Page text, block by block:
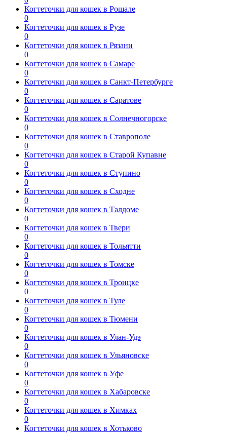
Когтеточки для кошек в Рошале
0
Когтеточки для кошек в Рузе
0
Когтеточки для кошек в Рязани
0
Когтеточки для кошек в Самаре
0
Когтеточки для кошек в Санкт-Петербурге
0
Когтеточки для кошек в Саратове
0
Когтеточки для кошек в Солнечногорске
0
Когтеточки для кошек в Ставрополе
0
Когтеточки для кошек в Старой Купавне
0
Когтеточки для кошек в Ступино
0
Когтеточки для кошек в Сходне
0
Когтеточки для кошек в Талдоме
0
Когтеточки для кошек в Твери
0
Когтеточки для кошек в Тольятти
0
Когтеточки для кошек в Томске
0
Когтеточки для кошек в Троицке
0
Когтеточки для кошек в Туле
0
Когтеточки для кошек в Тюмени
0
Когтеточки для кошек в Улан-Удэ
0
Когтеточки для кошек в Ульяновске
0
Когтеточки для кошек в Уфе
0
Когтеточки для кошек в Хабаровске
0
Когтеточки для кошек в Химках
0
Когтеточки для кошек в Хотьково